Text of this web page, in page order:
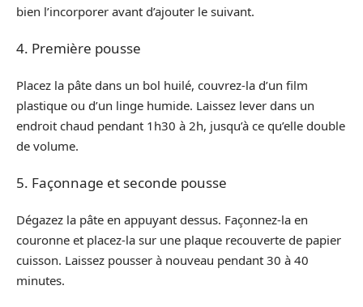
bien l’incorporer avant d’ajouter le suivant.
4. Première pousse
Placez la pâte dans un bol huilé, couvrez-la d’un film
plastique ou d’un linge humide. Laissez lever dans un
endroit chaud pendant 1h30 à 2h, jusqu’à ce qu’elle double
de volume.
5. Façonnage et seconde pousse
Dégazez la pâte en appuyant dessus. Façonnez-la en
couronne et placez-la sur une plaque recouverte de papier
cuisson. Laissez pousser à nouveau pendant 30 à 40
minutes.